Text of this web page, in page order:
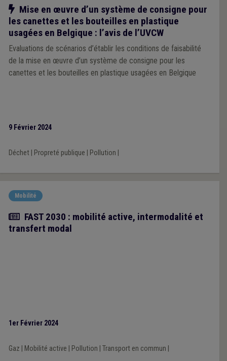
Notre action
Mise en œuvre d’un système de consigne pour
les canettes et les bouteilles en plastique
usagées en Belgique : l’avis de l’UVCW
Evaluations de scénarios d’établir les conditions de faisabilité
de la mise en œuvre d’un système de consigne pour les
canettes et les bouteilles en plastique usagées en Belgique
9 Février 2024
Déchet| Propreté publique Pollution
Mobilité
Article
FAST 2030 : mobilité active, intermodalité et
transfert modal
1er Février 2024
Gaz Mobilité active Pollution Transport en commun